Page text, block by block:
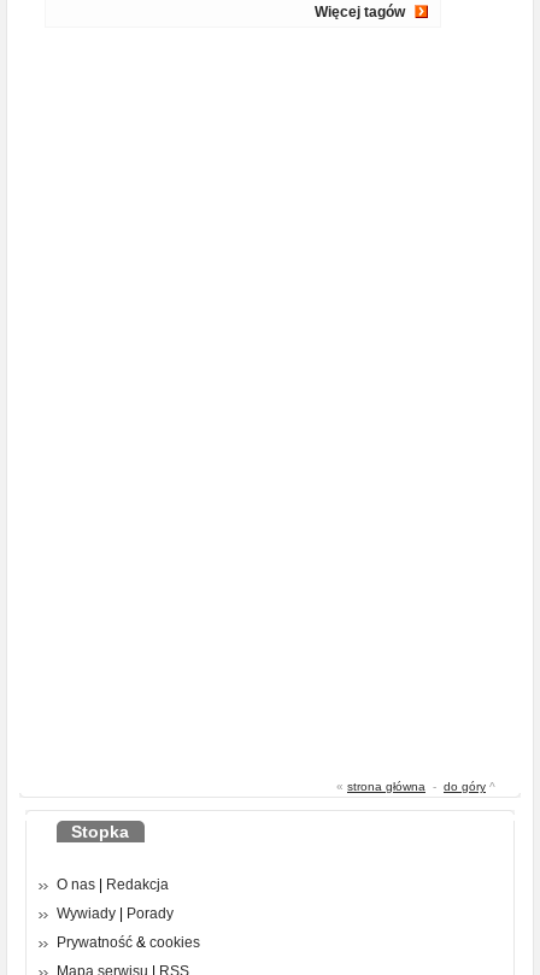
Więcej tagów
« strona główna - do góry ^
Stopka
O nas
Redakcja
Wywiady
Porady
Prywatność & cookies
Mapa serwisu
RSS